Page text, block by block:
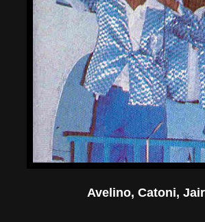
Avelino, Catoni,